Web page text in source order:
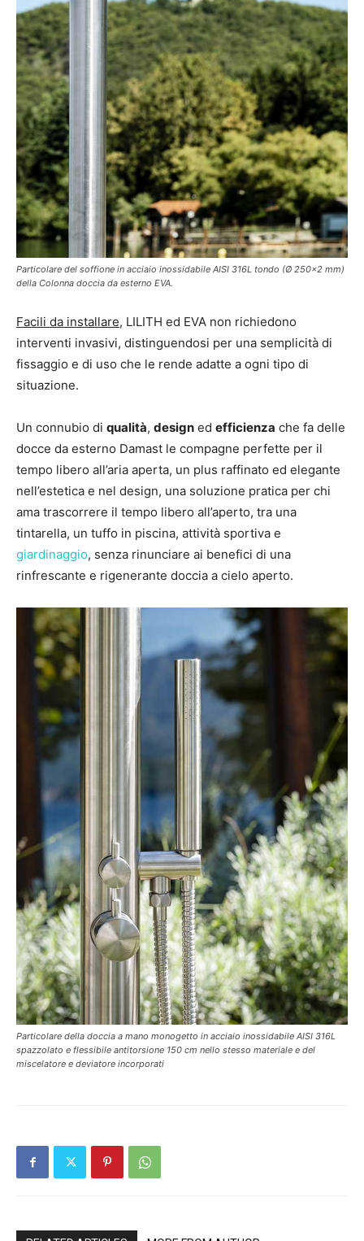
Particolare del soffione in acciaio inossidabile AISI 316L tondo (Ø 250×2 mm)
della Colonna doccia da esterno EVA.
Facili da installare, LILITH ed EVA non richiedono
interventi invasivi, distinguendosi per una semplicità di
fissaggio e di uso che le rende adatte a ogni tipo di
situazione.
Un connubio di qualità, design ed efficienza che fa delle
docce da esterno Damast le compagne perfette per il
tempo libero all’aria aperta, un plus raffinato ed elegante
nell’estetica e nel design, una soluzione pratica per chi
ama trascorrere il tempo libero all’aperto, tra una
tintarella, un tuffo in piscina, attività sportiva e
giardinaggio, senza rinunciare ai benefici di una
rinfrescante e rigenerante doccia a cielo aperto.
Particolare della doccia a mano monogetto in acciaio inossidabile AISI 316L
spazzolato e flessibile antitorsione 150 cm nello stesso materiale e del
miscelatore e deviatore incorporati